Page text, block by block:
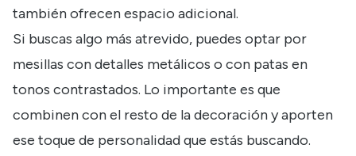
también ofrecen espacio adicional.
Si buscas algo más atrevido, puedes optar por
mesillas con detalles metálicos o con patas en
tonos contrastados. Lo importante es que
combinen con el resto de la decoración y aporten
ese toque de personalidad que estás buscando.